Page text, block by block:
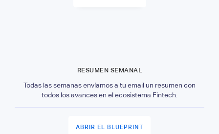
RESUMEN SEMANAL
Todas las semanas envíamos a tu email un resumen con
todos los avances en el ecosistema Fintech.
ABRIR EL BLUEPRINT